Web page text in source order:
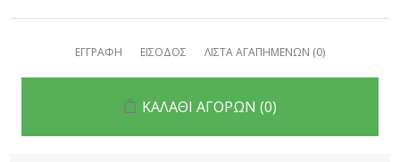
ΕΓΓΡΑΦΗ ΕΙΣΟΔΟΣ ΛΙΣΤΑ ΑΓΑΠΗΜΕΝΩΝ (0)
ΚΑΛΑΘΙ ΑΓΟΡΩΝ (0)